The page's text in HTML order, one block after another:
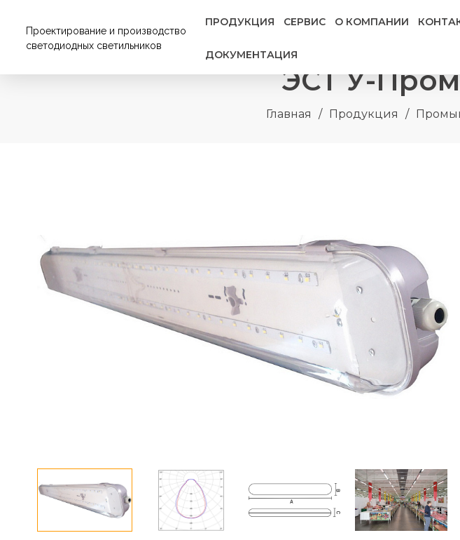
Проектирование и производство
светодиодных светильников
ПРОДУКЦИЯ СЕРВИС О КОМПАНИИ
ДОКУМЕНТАЦИЯ
ЭСТ У-
Главная / Продукция /